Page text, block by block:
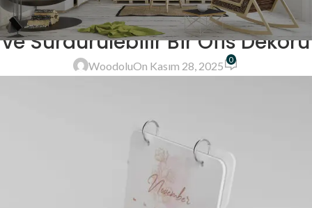
Ahşap Masa Takvimi: Doğal, Şık
ve Sürdürülebilir Bir Ofis Dekoru
WoodoluOn Kasım 28, 2025 0